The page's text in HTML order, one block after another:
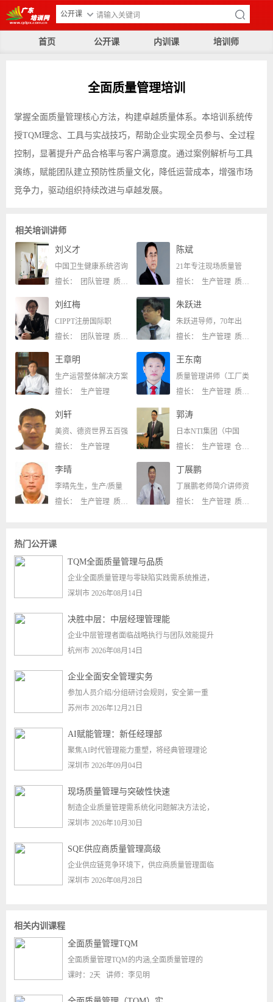
公开课
首页 公开课 内训课 培训师
全面质量管理培训
掌握全面质量管理核心方法，构建卓越质量体系。本培训系统传
授TQM理念、工具与实战技巧，帮助企业实现全员参与、全过程
控制，显著提升产品合格率与客户满意度。通过案例解析与工具
演练，赋能团队建立预防性质量文化，降低运营成本，增强市场
竞争力，驱动组织持续改进与卓越发展。
相关培训讲师
刘义才
中国卫生健康系统咨询
擅长： 团队管理 质量管理
陈斌
21年专注现场质量管
擅长： 生产管理 质量管理
刘红梅
CIPPT注册国际职
擅长： 团队管理 质量管理
朱跃进
朱跃进导师，70年出
擅长： 生产管理 质量管理
王章明
生产运营整体解决方案
擅长： 生产管理
王东南
质量管理讲师（工厂类
擅长： 生产管理 质量管理
刘轩
美资、德资世界五百强
擅长： 生产管理
郭涛
日本NTI集团（中国
擅长： 生产管理 仓储物流
李晴
李晴先生，生产/质量
擅长： 生产管理 质量管理
丁展鹏
丁展鹏老师简介讲师资
擅长： 生产管理 质量管理
热门公开课
TQM全面质量管理与品质
企业全面质量管理与零缺陷实践需系统推进，
深圳市 2026年08月14日
决胜中层：中层经理管理能
企业中层管理者面临战略执行与团队效能提升
杭州市 2026年08月14日
企业全面安全管理实务
参加人员介绍/分组研讨会规则，安全第一重
苏州市 2026年12月21日
AI赋能管理：新任经理部
聚焦AI时代管理能力重塑，将经典管理理论
深圳市 2026年09月04日
现场质量管理与突破性快速
制造企业质量管理需系统化问题解决方法论，
深圳市 2026年10月30日
SQE供应商质量管理高级
企业供应链竞争环境下，供应商质量管理面临
深圳市 2026年08月28日
相关内训课程
全面质量管理TQM
全面质量管理TQM的内涵,全面质量管理的
课时：2天 讲师：李见明